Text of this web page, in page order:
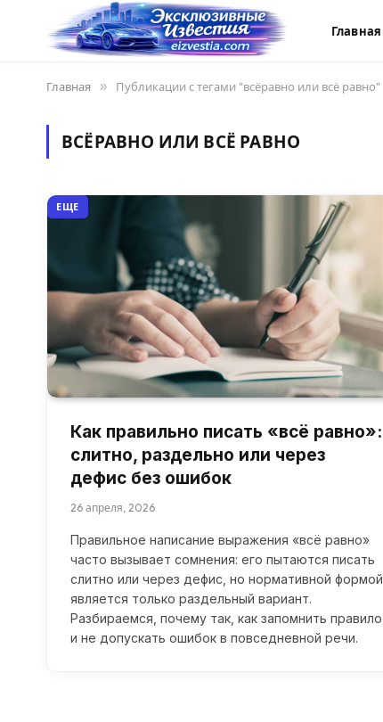
Главная
Главная » Публикации с тегами "всёравно или всё равно"
ВСЁРАВНО ИЛИ ВСЁ РАВНО
ЕЩЕ
Как правильно писать «всё равно»:
слитно, раздельно или через
дефис без ошибок
26 апреля, 2026
Правильное написание выражения «всё равно»
часто вызывает сомнения: его пытаются писать
слитно или через дефис, но нормативной формой
является только раздельный вариант.
Разбираемся, почему так, как запомнить правило
и не допускать ошибок в повседневной речи.